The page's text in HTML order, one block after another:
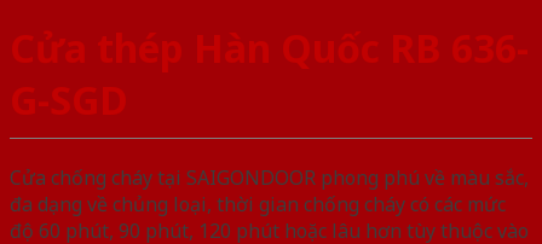
Cửa thép Hàn Quốc RB 636-
G-SGD
Cửa chống cháy tại SAIGONDOOR phong phú về màu sắc,
đa dạng về chủng loại, thời gian chống cháy có các mức
độ 60 phút, 90 phút, 120 phút hoặc lâu hơn tùy thuộc vào